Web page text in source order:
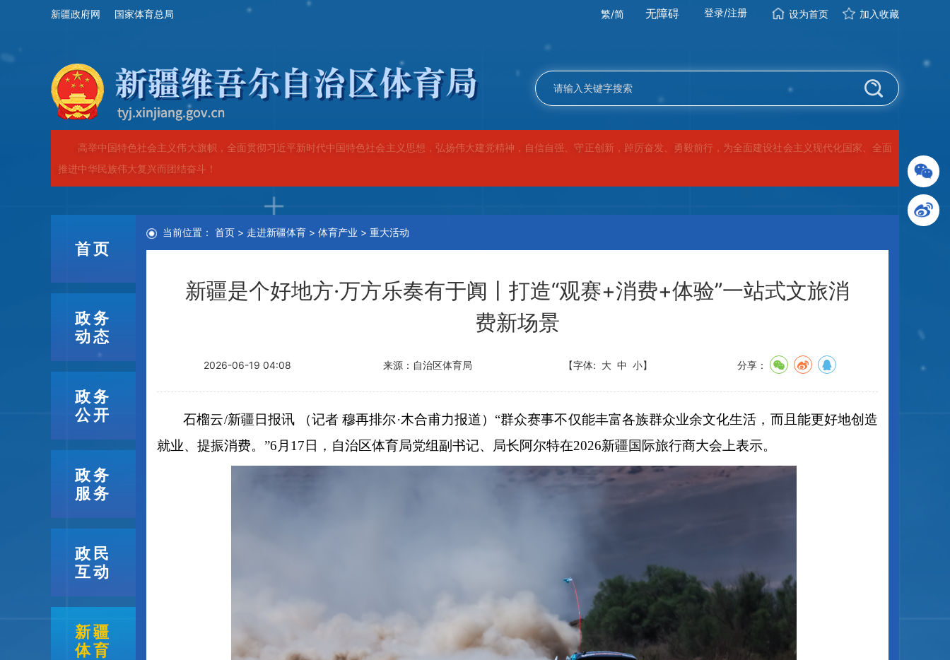
新疆政府网 国家体育总局 加入收藏
设为首页
登录/注册
无障碍
繁/简
高举中国特色社会主义伟大旗帜，全面贯彻习近平新时代中国特色社会主义思想，弘扬伟大建党精神，自信自强、守正创新，踔厉奋发、勇毅前行，为全面建设社会主义现代化国家、全面
推进中华民族伟大复兴而团结奋斗！
首页
政务
动态
政务
公开
政务
服务
政民
互动
新疆
体育
当前位置： 首页 > 走进新疆体育 > 体育产业 > 重大活动
新疆是个好地方·万方乐奏有于阗丨打造“观赛+消费+体验”一站式文旅消
费新场景
2026-06-19 04:08 来源：自治区体育局 【字体: 大 中 小】 分享：
石榴云/新疆日报讯 （记者 穆再排尔·木合甫力报道）“群众赛事不仅能丰富各族群众业余文化生活，而且能更好地创造
就业、提振消费。”6月17日，自治区体育局党组副书记、局长阿尔特在2026新疆国际旅行商大会上表示。